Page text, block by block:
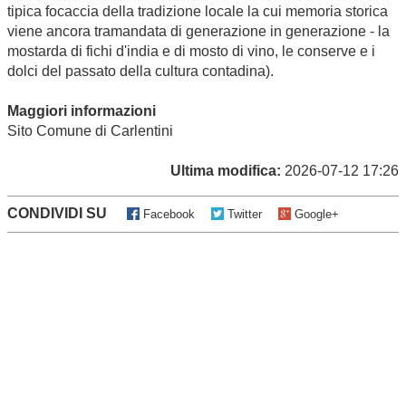
tipica focaccia della tradizione locale la cui memoria storica
viene ancora tramandata di generazione in generazione - la
mostarda di fichi d'india e di mosto di vino, le conserve e i
dolci del passato della cultura contadina).
Maggiori informazioni
Sito Comune di Carlentini
Ultima modifica: 2026-07-12 17:26
CONDIVIDI SU Facebook Twitter Google+